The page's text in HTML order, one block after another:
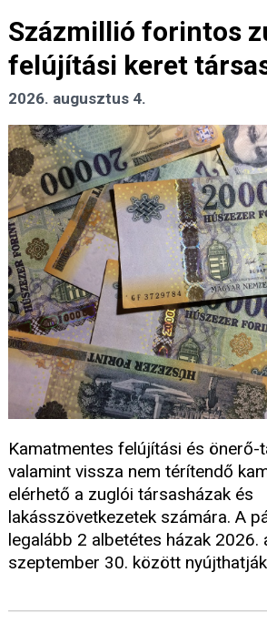
Százmillió forintos
felújítási keret
2026. augusztus 4.
Kamatmentes felújítási és önerő-
valamint vissza nem térítendő
elérhető a zuglói társasházak és
lakásszövetkezetek számára. A
legalább 2 albetétes házak 2026.
szeptember 30. között